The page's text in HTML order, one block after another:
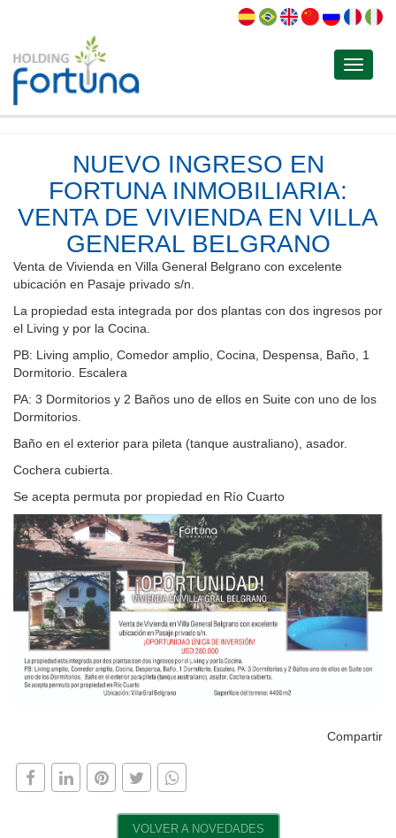
Toggle
NUEVO INGRESO EN
FORTUNA INMOBILIARIA:
VENTA DE VIVIENDA EN VILLA
GENERAL BELGRANO
Venta de Vivienda en Villa General Belgrano con excelente
ubicación en Pasaje privado s/n.
La propiedad esta integrada por dos plantas con dos ingresos por
el Living y por la Cocina.
PB: Living amplio, Comedor amplio, Cocina, Despensa, Baño, 1
Dormitorio. Escalera
PA: 3 Dormitorios y 2 Baños uno de ellos en Suite con uno de los
Dormitorios.
Baño en el exterior para pileta (tanque australiano), asador.
Cochera cubierta.
Se acepta permuta por propiedad en Río Cuarto
Compartir
VOLVER A NOVEDADES